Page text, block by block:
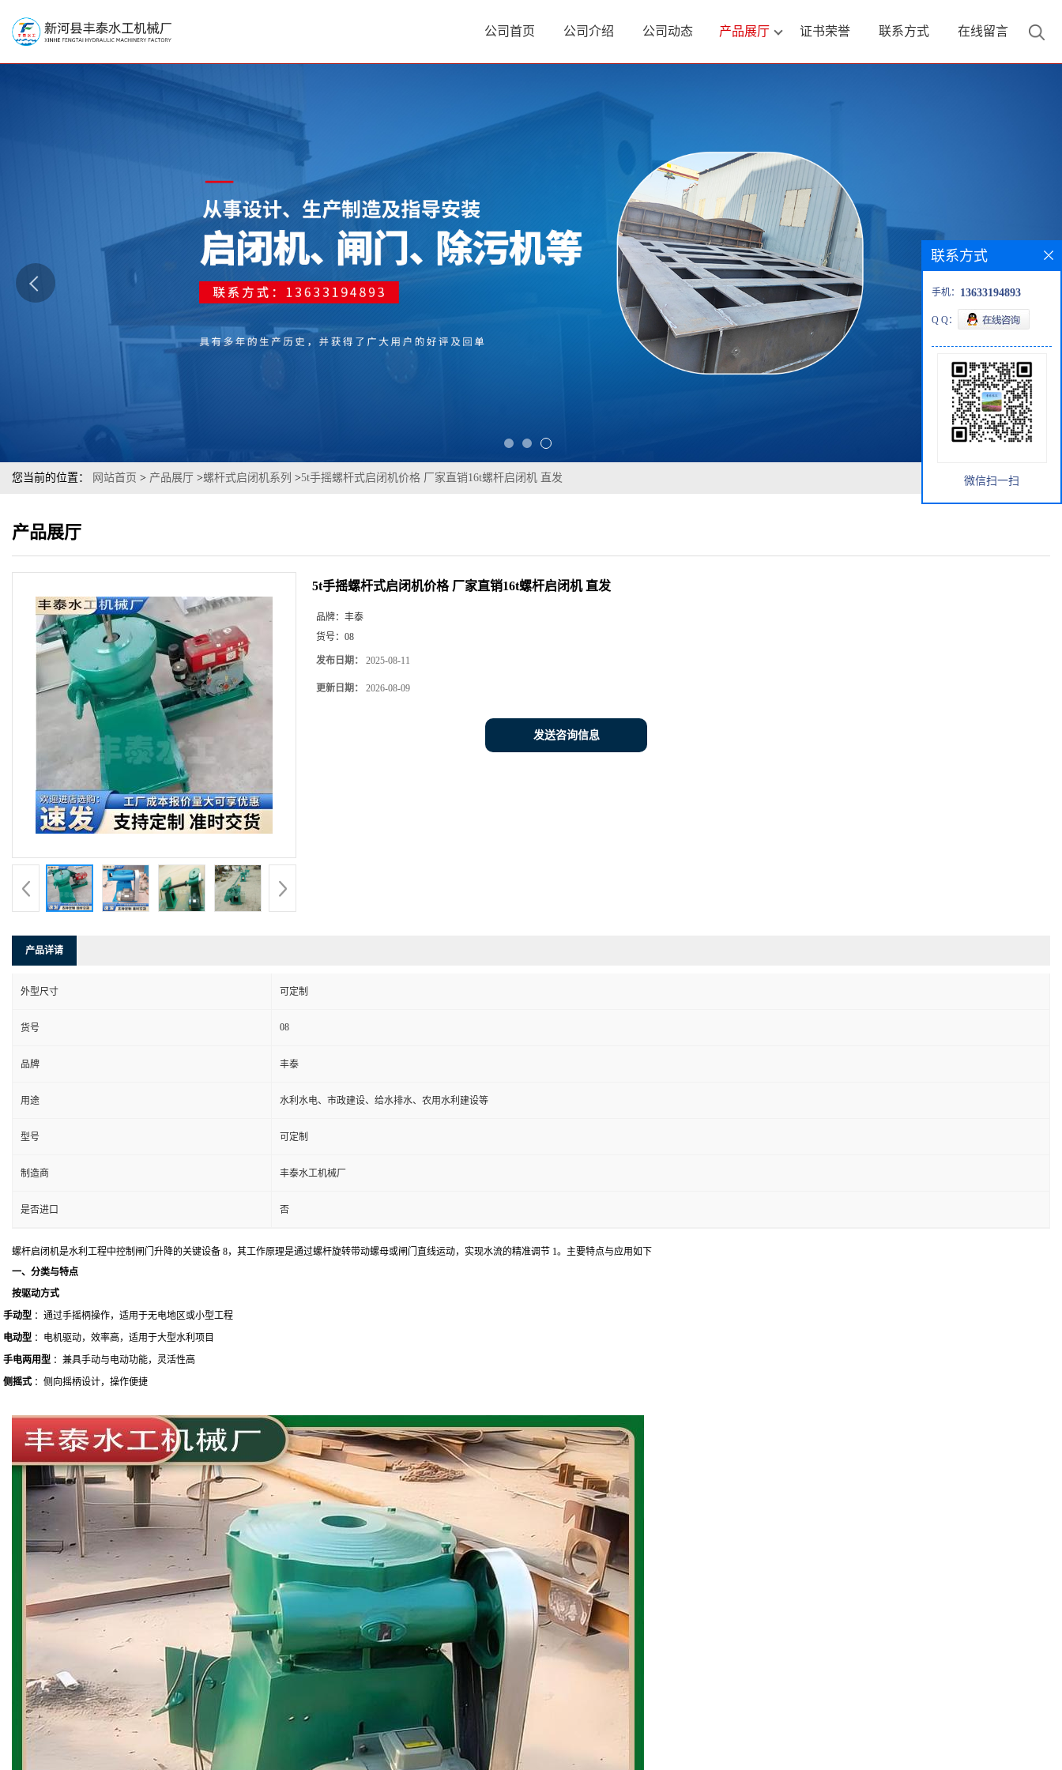
公司首页 公司介绍 公司动态 产品展厅 证书荣誉 联系方式 在线留言
您当前的位置： 网站首页 > 产品展厅 >螺杆式启闭机系列 >5t手摇螺杆式启闭机价格 厂家直销16t螺杆启闭机 直发
产品展厅
5t手摇螺杆式启闭机价格 厂家直销16t螺杆启闭机 直发
品牌： 丰泰
货号： 08
发布日期： 2025-08-11
更新日期： 2026-08-09
发送咨询信息
产品详请
外型尺寸 可定制
货号 08
品牌 丰泰
用途 水利水电、市政建设、给水排水、农用水利建设等
型号 可定制
制造商 丰泰水工机械厂
是否进口 否
螺杆启闭机是水利工程中控制闸门升降的关键设备 8，其工作原理是通过螺杆旋转带动螺母或闸门直线运动，实现水流的精准调节 1。主要特点与应用如下
一、分类与特点
按驱动方式
手动型 ：通过手摇柄操作，适用于无电地区或小型工程
电动型 ：电机驱动，效率高，适用于大型水利项目
手电两用型 ：兼具手动与电动功能，灵活性高
侧摇式 ：侧向摇柄设计，操作便捷
联系方式
手机： 13633194893
Q Q：
微信扫一扫